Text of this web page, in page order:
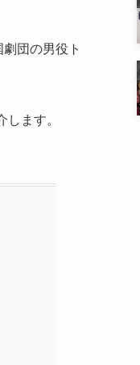
団の男役ト
ます。